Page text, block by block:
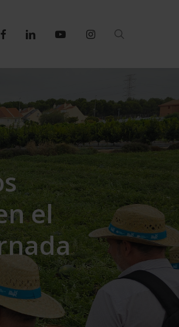
facebooklinkedin youtube instagram
el